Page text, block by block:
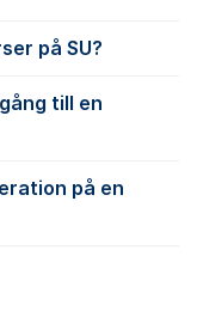
på SU?
till en
på en